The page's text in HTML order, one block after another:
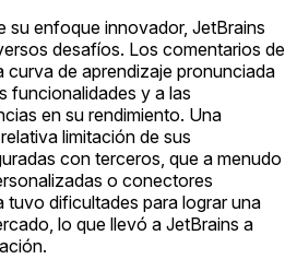
su enfoque innovador, JetBrains
desafíos. Los comentarios de
curva de aprendizaje pronunciada
funcionalidades y a las
en su rendimiento. Una
limitación de sus
con terceros, que a menudo
o conectores
tuvo dificultades para lograr una
lo que llevó a JetBrains a